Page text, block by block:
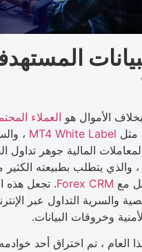
الأموال هو العملاء
مثل MT4 White Label ،
المالية جوهر تداول
والذي يتطلب بطبيعته الكثير
مع Forex CRM. تجعل هذه
والسرية التداول عبر
وخروقات البيانات.
، تم اختراق أحد خوادمه